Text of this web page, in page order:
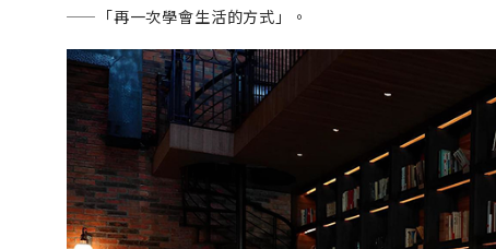
——「再一次學會生活的方式」。